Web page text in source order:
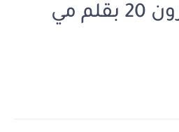
الفصل العشرون 20 بقلم مي